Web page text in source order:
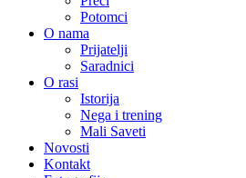
Potomci
O nama
Prijatelji
Saradnici
O rasi
Istorija
Nega i trening
Mali Saveti
Novosti
Kontakt